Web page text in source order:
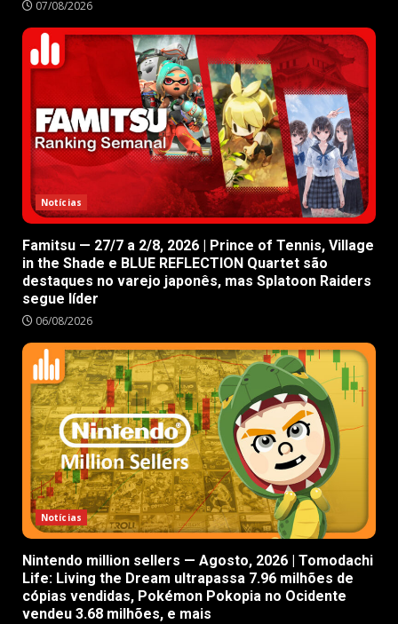
07/08/2026
Notícias
Famitsu — 27/7 a 2/8, 2026 | Prince of Tennis, Village
in the Shade e BLUE REFLECTION Quartet são
destaques no varejo japonês, mas Splatoon Raiders
segue líder
06/08/2026
Notícias
Nintendo million sellers — Agosto, 2026 | Tomodachi
Life: Living the Dream ultrapassa 7.96 milhões de
cópias vendidas, Pokémon Pokopia no Ocidente
vendeu 3.68 milhões, e mais